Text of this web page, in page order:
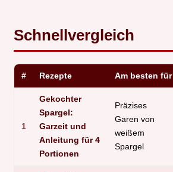
Schnellvergleich
# Rezepte Am besten für
1
Gekochter
Spargel:
Garzeit und
Anleitung für 4
Portionen
Präzises
Garen von
weißem
Spargel